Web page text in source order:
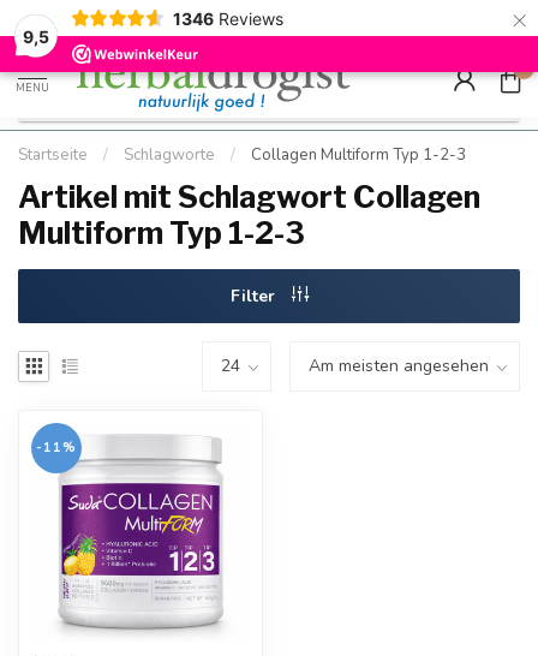
9,5
1346 Reviews ×
Kostenloser DE-Versand ab Mindestbestellwert |
Schnell geliefert
Minimum
Hızlı
MENU
0
Startseite / Schlagworte / Collagen Multiform Typ 1-2-3
Artikel mit Schlagwort Collagen
Multiform Typ 1-2-3
Filter
-11%